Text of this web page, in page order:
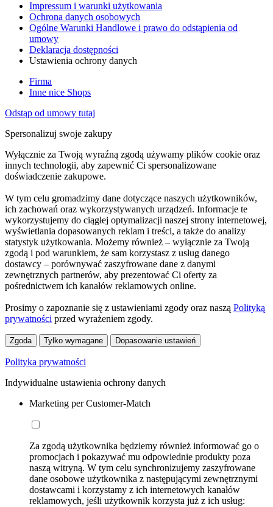
Impressum i warunki użytkowania
Ochrona danych osobowych
Ogólne Warunki Handlowe i prawo do odstąpienia od
umowy
Deklaracja dostępności
Ustawienia ochrony danych
Firma
Inne nice Shops
Odstąp od umowy tutaj
Spersonalizuj swoje zakupy
Wyłącznie za Twoją wyraźną zgodą używamy plików cookie oraz
innych technologii, aby zapewnić Ci spersonalizowane
doświadczenie zakupowe.
W tym celu gromadzimy dane dotyczące naszych użytkowników,
ich zachowań oraz wykorzystywanych urządzeń. Informacje te
wykorzystujemy do ciągłej optymalizacji naszej strony internetowej,
wyświetlania dopasowanych reklam i treści, a także do analizy
statystyk użytkowania. Możemy również – wyłącznie za Twoją
zgodą i pod warunkiem, że sam korzystasz z usług danego
dostawcy – porównywać zaszyfrowane dane z danymi
zewnętrznych partnerów, aby prezentować Ci oferty za
pośrednictwem ich kanałów reklamowych online.
Prosimy o zapoznanie się z ustawieniami zgody oraz naszą Polityką
prywatności przed wyrażeniem zgody.
Zgoda Tylko wymagane Dopasowanie ustawień
Polityka prywatności
Indywidualne ustawienia ochrony danych
Marketing per Customer-Match
Za zgodą użytkownika będziemy również informować go o
promocjach i pokazywać mu odpowiednie produkty poza
naszą witryną. W tym celu synchronizujemy zaszyfrowane
dane osobowe użytkownika z następującymi zewnętrznymi
dostawcami i korzystamy z ich internetowych kanałów
reklamowych, jeśli użytkownik korzysta już z ich usług: